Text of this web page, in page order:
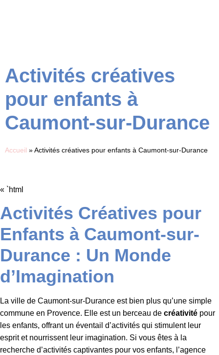
Activités créatives
pour enfants à
Caumont-sur-Durance
Accueil » Activités créatives pour enfants à Caumont-sur-Durance
« `html
Activités Créatives pour
Enfants à Caumont-sur-
Durance : Un Monde
d’Imagination
La ville de Caumont-sur-Durance est bien plus qu’une simple
commune en Provence. Elle est un berceau de créativité pour
les enfants, offrant un éventail d’activités qui stimulent leur
esprit et nourrissent leur imagination. Si vous êtes à la
recherche d’activités captivantes pour vos enfants, l’agence